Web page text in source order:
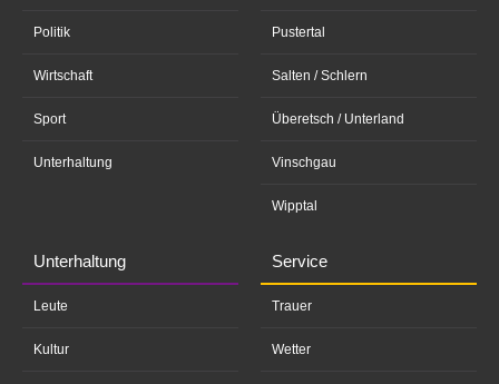
Politik
Wirtschaft
Sport
Unterhaltung
Pustertal
Salten / Schlern
Überetsch / Unterland
Vinschgau
Wipptal
Unterhaltung
Leute
Kultur
Service
Trauer
Wetter